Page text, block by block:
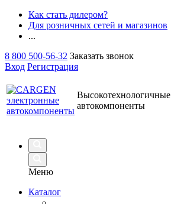
Как стать дилером?
Для розничных сетей и магазинов
...
8 800 500-56-32 Заказать звонок
Вход Регистрация
Высокотехнологичные
автокомпоненты
Меню
Каталог